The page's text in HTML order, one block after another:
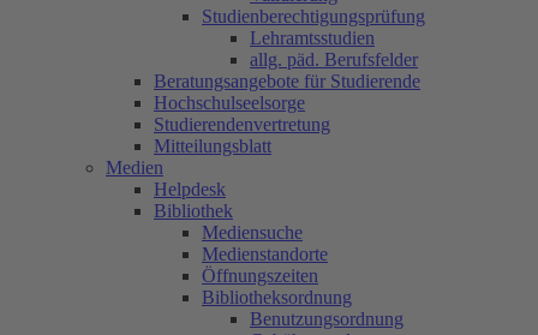
Studienberechtigungsprüfung
Lehramtsstudien
allg. päd. Berufsfelder
Beratungsangebote für Studierende
Hochschulseelsorge
Studierendenvertretung
Mitteilungsblatt
Medien
Helpdesk
Bibliothek
Mediensuche
Medienstandorte
Öffnungszeiten
Bibliotheksordnung
Benutzungsordnung